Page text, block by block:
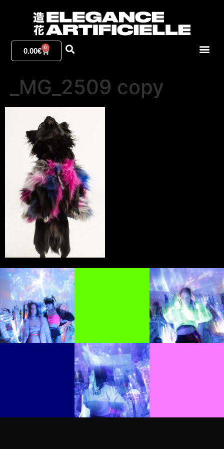
0.00€ 0
_MG_2509 copy